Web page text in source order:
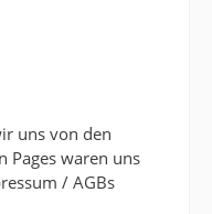
uns von den
Pages waren uns
/ AGBs